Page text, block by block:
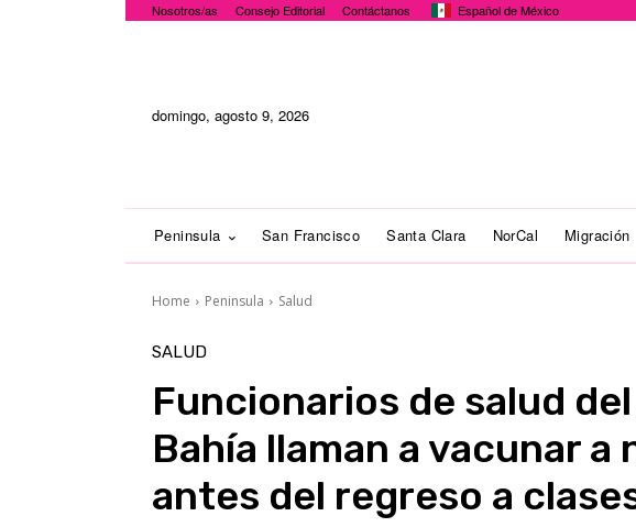
Nosotros/as Consejo Editorial Contáctanos Español de México
domingo, agosto 9, 2026
Peninsula San Francisco Santa Clara NorCal Migración
Home Peninsula Salud
SALUD
Funcionarios de salud
Bahía llaman a vacunar a
antes del regreso a